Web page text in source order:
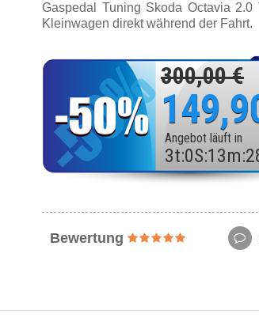
Gaspedal Tuning Skoda Octavia
Kleinwagen direkt während der Fahrt.
300,00 €
Angebot läuft in
3t:0S:13m:
Bewertung